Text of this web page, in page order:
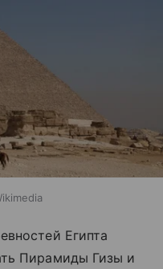
Египта
Пирамиды Гизы и